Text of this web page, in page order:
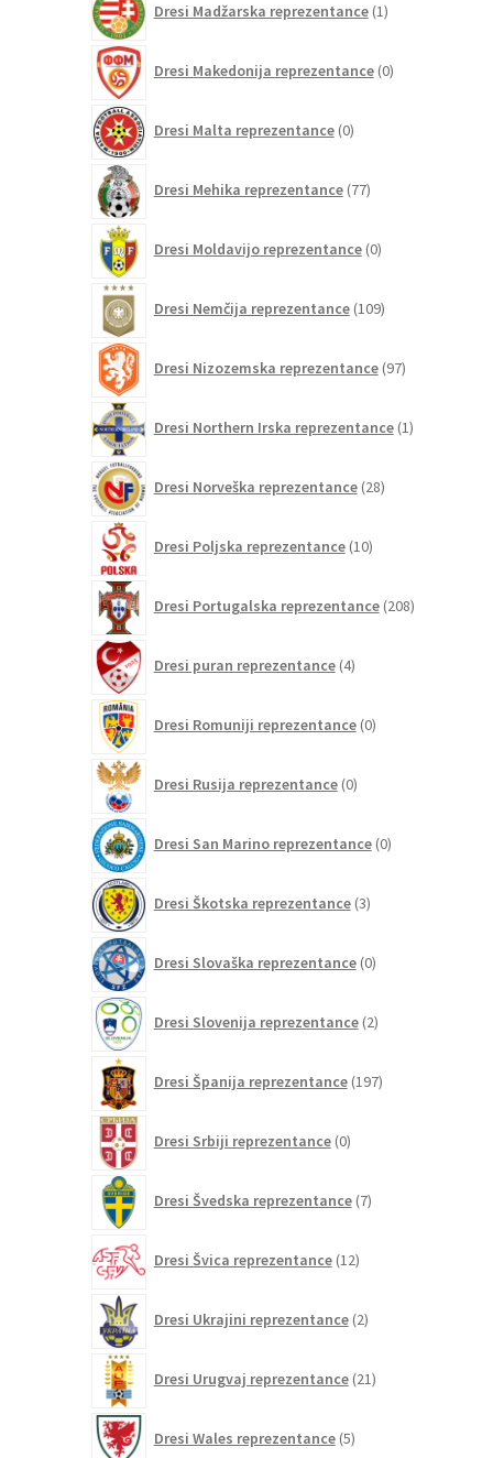
Dresi Madžarska reprezentance 1izdelek
Dresi Makedonija reprezentance 0izdelkov
Dresi Malta reprezentance 0izdelkov
Dresi Mehika reprezentance 77izdelkov
Dresi Moldavijo reprezentance 0izdelkov
Dresi Nemčija reprezentance 109izdelkov
Dresi Nizozemska reprezentance 97izdelkov
Dresi Northern Irska reprezentance 1izdelek
Dresi Norveška reprezentance 28izdelkov
Dresi Poljska reprezentance 10izdelkov
Dresi Portugalska reprezentance 208izdelkov
Dresi puran reprezentance 4izdelki
Dresi Romuniji reprezentance 0izdelkov
Dresi Rusija reprezentance 0izdelkov
Dresi San Marino reprezentance 0izdelkov
Dresi Škotska reprezentance 3izdelki
Dresi Slovaška reprezentance 0izdelkov
Dresi Slovenija reprezentance 2izdelka
Dresi Španija reprezentance 197izdelkov
Dresi Srbiji reprezentance 0izdelkov
Dresi Švedska reprezentance 7izdelkov
Dresi Švica reprezentance 12izdelkov
Dresi Ukrajini reprezentance 2izdelka
Dresi Urugvaj reprezentance 21izdelkov
Dresi Wales reprezentance 5izdelkov